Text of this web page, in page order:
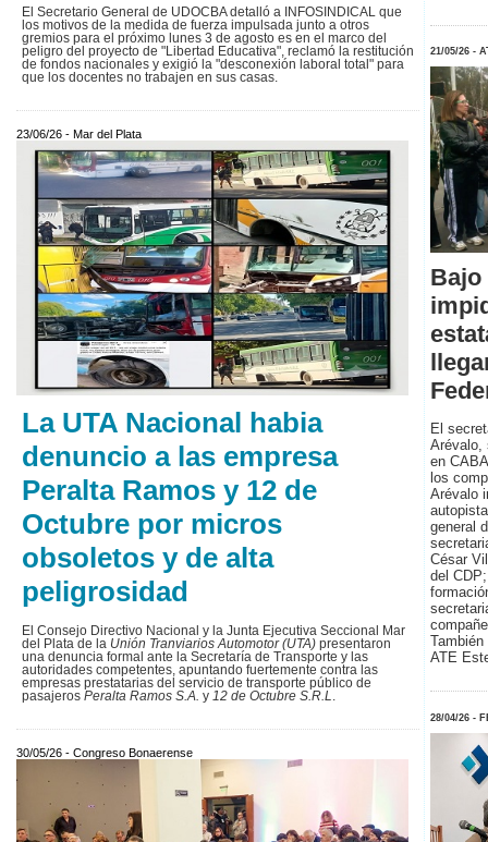
El Secretario General de UDOCBA detalló a INFOSINDICAL que
los motivos de la medida de fuerza impulsada junto a otros
gremios para el próximo lunes 3 de agosto es en el marco del
peligro del proyecto de "Libertad Educativa", reclamó la restitución
de fondos nacionales y exigió la "desconexión laboral total" para
que los docentes no trabajen en sus casas.
23/06/26 - Mar del Plata
La UTA Nacional habia
denuncio a las empresa
Peralta Ramos y 12 de
Octubre por micros
obsoletos y de alta
peligrosidad
El Consejo Directivo Nacional y la Junta Ejecutiva Seccional Mar
del Plata de la Unión Tranviarios Automotor (UTA) presentaron
una denuncia formal ante la Secretaría de Transporte y las
autoridades competentes, apuntando fuertemente contra las
empresas prestatarias del servicio de transporte público de
pasajeros Peralta Ramos S.A. y 12 de Octubre S.R.L
30/05/26 - Congreso Bonaerense
21/05/26 -
Bajo
El
Arévalo,
en
los
Arévalo
general
César
del
ATE
28/04/26 -